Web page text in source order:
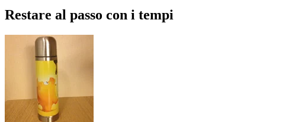
Restare al passo con i tempi